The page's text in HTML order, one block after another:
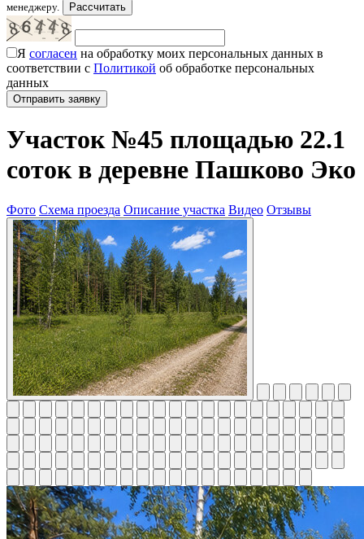
менеджеру.
Рассчитать
Я согласен на обработку моих персональных данных в
соответствии с Политикой об обработке персональных
данных
Участок №45 площадью 22.1
соток в деревне Пашково Эко
Фото Схема проезда Описание участка Видео Отзывы